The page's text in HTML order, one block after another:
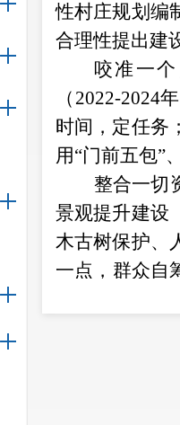
性村庄规划编
合理性提出建
咬准一
（ 2022-2024
时间，定任务
用“门前五包”
整合一切
景观提升建设
木古树保护、
一点，群众自